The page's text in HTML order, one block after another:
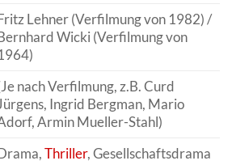
Lehner (Verfilmung von 1982) /
Wicki (Verfilmung von
nach Verfilmung, z.B. Curd
Ingrid Bergman, Mario
Armin Mueller-Stahl)
Thriller, Gesellschaftsdrama